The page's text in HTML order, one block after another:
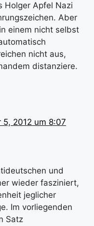
Holger Apfel Nazi
Aber
einem nicht selbst
nicht aus,
distanziere.
5, 2012 um 8:07
und
wieder fasziniert,
jeglicher
Im vorliegenden
Satz